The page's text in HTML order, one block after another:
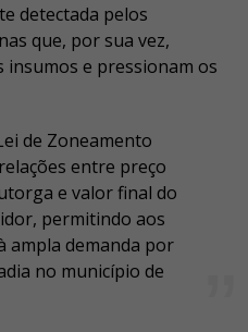
detectada pelos
que, por sua vez,
insumos e pressionam os
de Zoneamento
entre preço
e valor final do
permitindo aos
ampla demanda por
no município de